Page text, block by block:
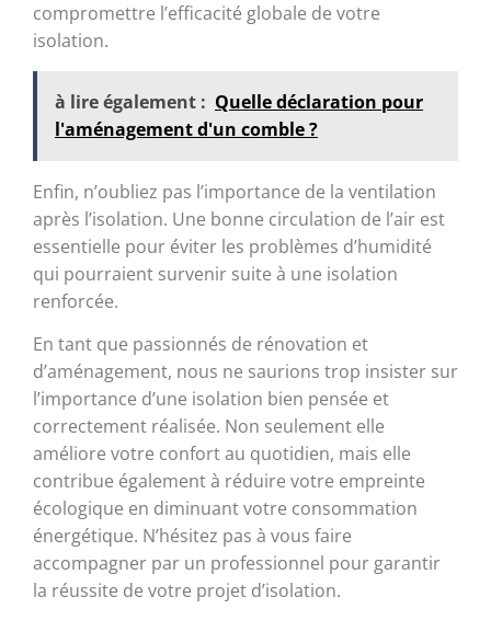
compromettre l’efficacité globale de votre
isolation.
à lire également : Quelle déclaration pour
l'aménagement d'un comble ?
Enfin, n’oubliez pas l’importance de la ventilation
après l’isolation. Une bonne circulation de l’air est
essentielle pour éviter les problèmes d’humidité
qui pourraient survenir suite à une isolation
renforcée.
En tant que passionnés de rénovation et
d’aménagement, nous ne saurions trop insister sur
l’importance d’une isolation bien pensée et
correctement réalisée. Non seulement elle
améliore votre confort au quotidien, mais elle
contribue également à réduire votre empreinte
écologique en diminuant votre consommation
énergétique. N’hésitez pas à vous faire
accompagner par un professionnel pour garantir
la réussite de votre projet d’isolation.